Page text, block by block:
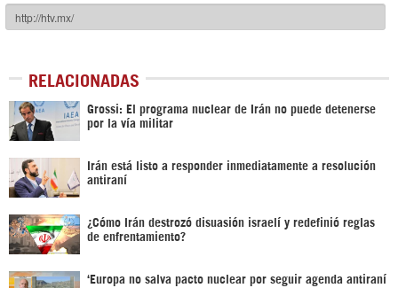
RELACIONADAS
Grossi: El programa nuclear de Irán no puede detenerse
por la vía militar
Irán está listo a responder inmediatamente a resolución
antiraní
¿Cómo Irán destrozó disuasión israelí y redefinió reglas
de enfrentamiento?
‘Europa no salva pacto nuclear por seguir agenda antiraní